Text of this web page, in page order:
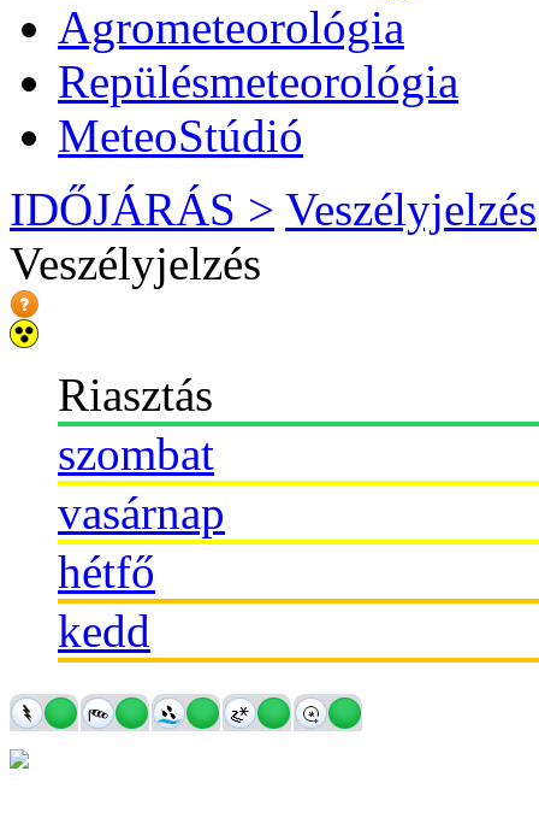
Agrometeorológia
Repülésmeteorológia
MeteoStúdió
IDŐJÁRÁS > Veszélyjelzés
Veszélyjelzés
Riasztás
szombat
vasárnap
hétfő
kedd